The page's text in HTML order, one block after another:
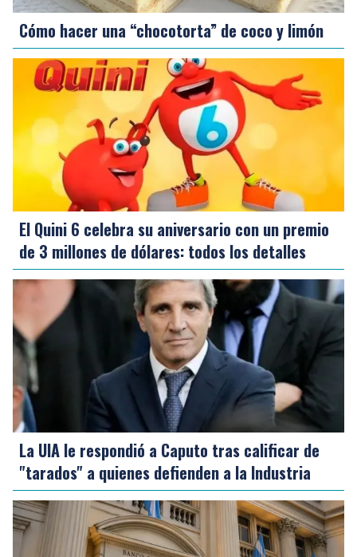
Cómo hacer una “chocotorta” de coco y limón
El Quini 6 celebra su aniversario con un premio
de 3 millones de dólares: todos los detalles
La UIA le respondió a Caputo tras calificar de
"tarados" a quienes defienden a la Industria